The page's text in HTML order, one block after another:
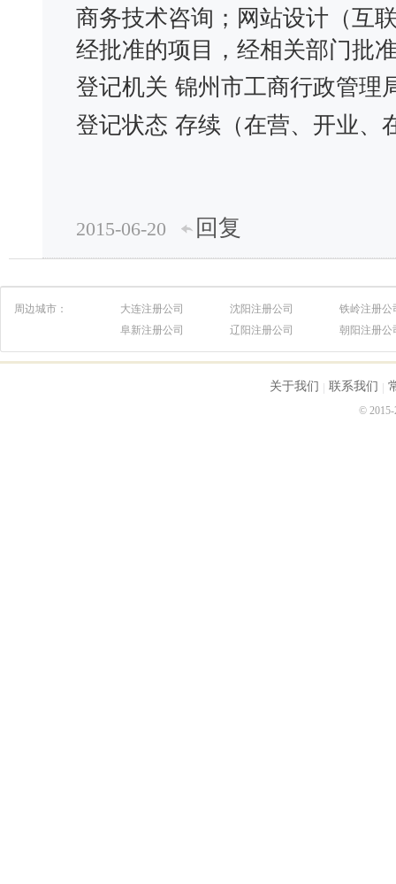
商务技术咨询；网站设计（互
经批准的项目，经相关部门批
登记机关 锦州市工商行政管理
登记状态 存续（在营、开业、
2015-06-20 回复
周边城市： 大连注册公司 沈阳注册公司
铁岭注册公
阜新注册公司
辽阳注册公司 朝阳注册公
关于我们 联系我们
© 2015-